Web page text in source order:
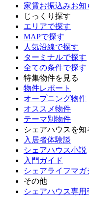
家賃お振込みお
じっくり探す
エリアで探す
MAPで探す
人気沿線で探す
ターミナルで探す
全ての条件で探す
特集物件を見る
物件レポート
オープニング物件
オススメ物件
テーマ別物件
シェアハウスを知
入居者体験談
シェアハウス小説
入門ガイド
シェアライフマガ
その他
シェアハウス専用